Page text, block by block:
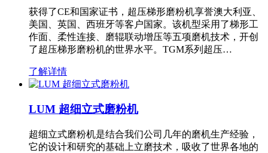
获得了CE和国家证书，超压梯形磨粉机享誉澳大利亚、
美国、英国、西班牙等客户国家。该机型采用了梯形工
作面、柔性连接、磨辊联动增压等五项磨机技术，开创
了超压梯形磨粉机的世界水平。TGM系列超压…
了解详情
LUM 超细立式磨粉机
超细立式磨粉机是结合我们公司几年的磨机生产经验，
它的设计和研究的基础上立磨技术，吸收了世界各地的